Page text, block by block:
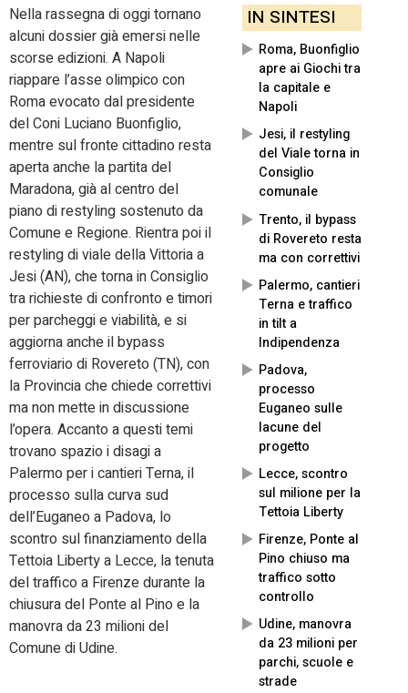
IN SINTESI
Roma, Buonfiglio
apre ai Giochi tra
la capitale e
Napoli
Jesi, il restyling
del Viale torna in
Consiglio
comunale
Trento, il bypass
di Rovereto resta
ma con correttivi
Palermo, cantieri
Terna e traffico
in tilt a
Indipendenza
Padova,
processo
Euganeo sulle
lacune del
progetto
Lecce, scontro
sul milione per la
Tettoia Liberty
Firenze, Ponte al
Pino chiuso ma
traffico sotto
controllo
Udine, manovra
da 23 milioni per
parchi, scuole e
strade
Nella rassegna di oggi tornano
alcuni dossier già emersi nelle
scorse edizioni. A Napoli
riappare l’asse olimpico con
Roma evocato dal presidente
del Coni Luciano Buonfiglio,
mentre sul fronte cittadino resta
aperta anche la partita del
Maradona, già al centro del
piano di restyling sostenuto da
Comune e Regione. Rientra poi il
restyling di viale della Vittoria a
Jesi (AN), che torna in Consiglio
tra richieste di confronto e timori
per parcheggi e viabilità, e si
aggiorna anche il bypass
ferroviario di Rovereto (TN), con
la Provincia che chiede correttivi
ma non mette in discussione
l’opera. Accanto a questi temi
trovano spazio i disagi a
Palermo per i cantieri Terna, il
processo sulla curva sud
dell’Euganeo a Padova, lo
scontro sul finanziamento della
Tettoia Liberty a Lecce, la tenuta
del traffico a Firenze durante la
chiusura del Ponte al Pino e la
manovra da 23 milioni del
Comune di Udine.